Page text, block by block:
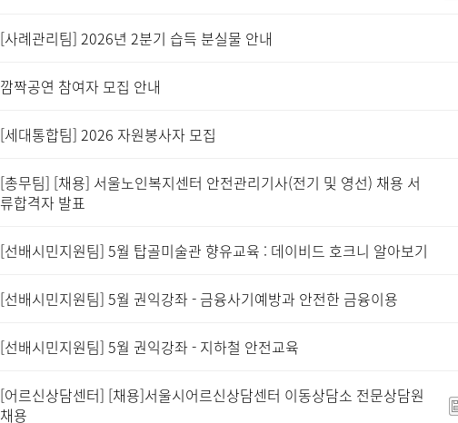
[사례관리팀] 2026년 2분기 습득 분실물 안내
깜짝공연 참여자 모집 안내
[세대통합팀] 2026 자원봉사자 모집
[총무팀] [채용] 서울노인복지센터 안전관리기사(전기 및 영선) 채용 서
류합격자 발표
[선배시민지원팀] 5월 탑골미술관 향유교육 : 데이비드 호크니 알아보기
[선배시민지원팀] 5월 권익강좌 - 금융사기예방과 안전한 금융이용
[선배시민지원팀] 5월 권익강좌 - 지하철 안전교육
[어르신상담센터] [채용]서울시어르신상담센터 이동상담소 전문상담원
채용